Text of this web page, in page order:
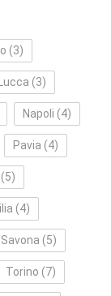
(3)
Lucca (3)
Napoli (4)
Pavia (4)
(5)
(4)
Savona (5)
Torino (7)